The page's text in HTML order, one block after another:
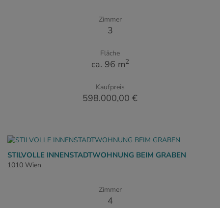
Zimmer
3
Fläche
ca. 96 m2
Kaufpreis
598.000,00 €
STILVOLLE INNENSTADTWOHNUNG BEIM GRABEN
1010 Wien
Zimmer
4